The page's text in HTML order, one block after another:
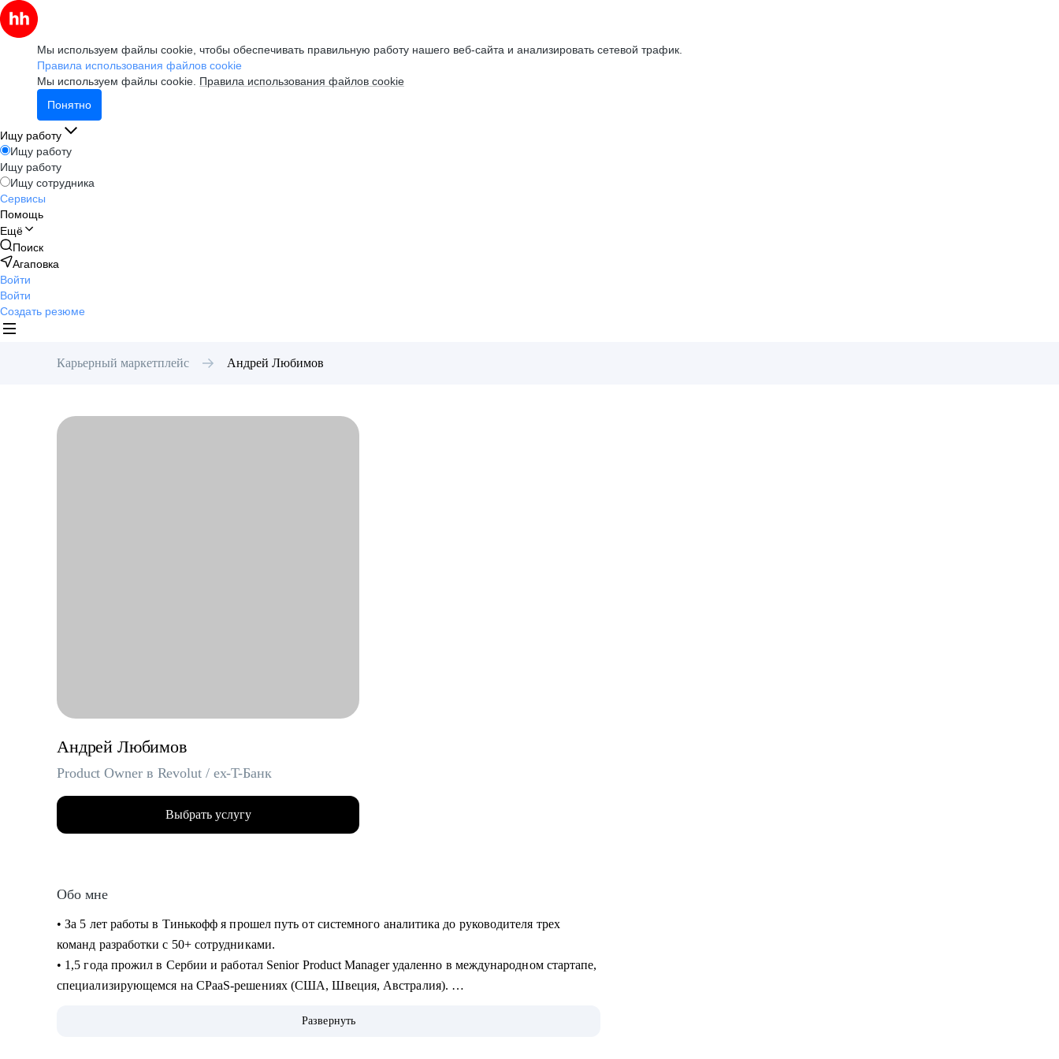
Мы используем файлы cookie, чтобы обеспечивать правильную работу нашего веб-сайта и анализировать сетевой трафик.
Правила использования файлов cookie
Мы используем файлы cookie. Правила использования файлов cookie
Понятно
Ищу работу
Ищу работу
Ищу работу
Ищу сотрудника
Сервисы
Помощь
Ещё
Поиск
Агаповка
Войти
Войти
Создать резюме
Карьерный маркетплейс Андрей Любимов
Андрей Любимов
Product Owner в Revolut / ex-T-Банк
Выбрать услугу
Обо мне
• За 5 лет работы в Тинькофф я прошел путь от системного аналитика до руководителя трех
команд разработки с 50+ сотрудниками.
• 1,5 года прожил в Сербии и работал Senior Product Manager удаленно в международном стартапе,
специализирующемся на CPaaS-решениях (США, Швеция, Австралия).
• Провел 200+ консультаций (мои менти смогли релоцироваться в Европу, пройти собеседования
Развернуть